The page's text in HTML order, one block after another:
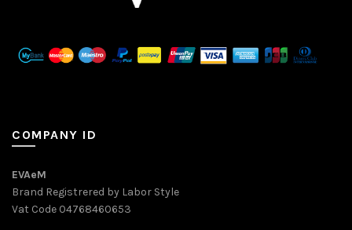
COMPANY ID
EVAeM
Brand Registrered by Labor Style
Vat Code 04768460653